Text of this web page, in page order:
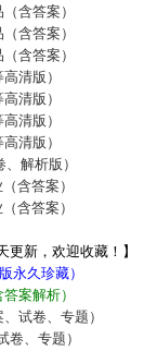
含答案）
含答案）
含答案）
清版）
清版）
清版）
清版）
解析版）
含答案）
含答案）
新，欢迎收藏！】
永久珍藏）
案解析）
试卷、专题）
、专题）